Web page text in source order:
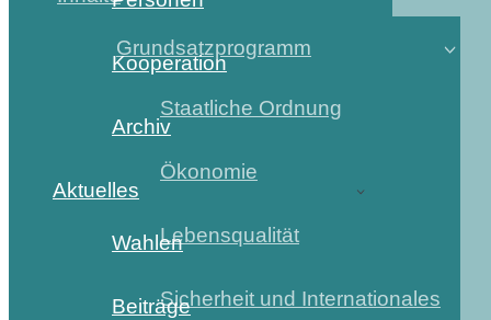
Grundsatzprogramm
Staatliche Ordnung
Ökonomie
Lebensqualität
Sicherheit und Internationales
Kooperation
Archiv
Aktuelles
Wahlen
Beiträge